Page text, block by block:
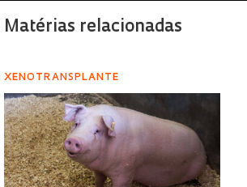
Matérias relacionadas
XENOTRANSPLANTE